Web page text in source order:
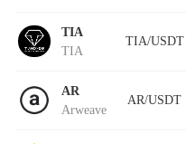
TIA
TIA
TIA/USDT
AR
Arweave
AR/USDT